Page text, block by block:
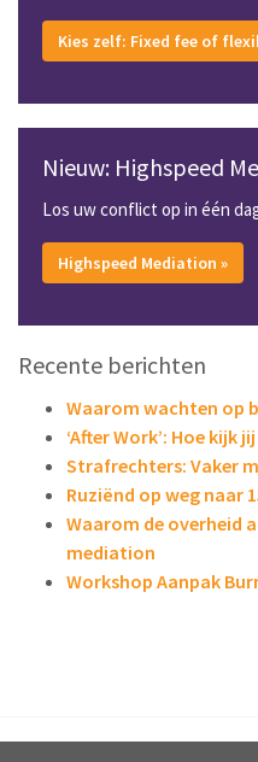
Kies zelf: Fixed fee of
Nieuw: Highspeed
Los uw conflict op in één
Highspeed Mediation »
Recente berichten
Waarom wachten op
‘After Work’: Hoe kijk
Strafrechters: Vaker
Ruziënd op weg naar
Waarom de overheid
mediation
Workshop Aanpak